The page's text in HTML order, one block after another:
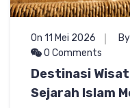
On 11 Mei 2026
0 Comments
Destinasi
Sejarah Islam